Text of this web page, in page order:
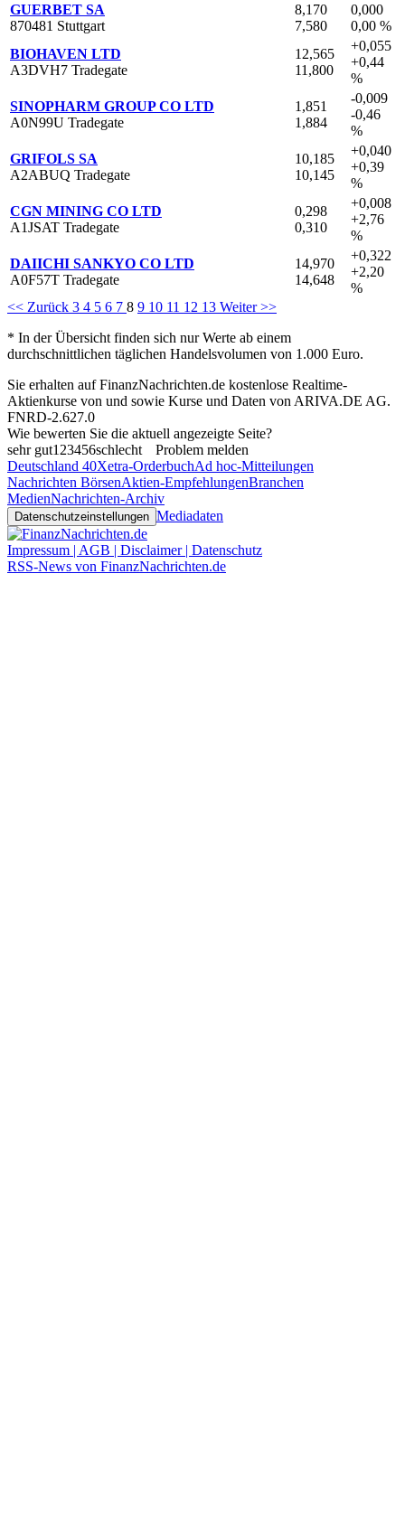
GUERBET SA
870481 Stuttgart
8,170
7,580
0,000
0,00 %
BIOHAVEN LTD
A3DVH7 Tradegate
12,565
11,800
+0,055
+0,44
%
SINOPHARM GROUP CO LTD
A0N99U Tradegate
1,851
1,884
-0,009
-0,46
%
GRIFOLS SA
A2ABUQ Tradegate
10,185
10,145
+0,040
+0,39
%
CGN MINING CO LTD
A1JSAT Tradegate
0,298
0,310
+0,008
+2,76
%
DAIICHI SANKYO CO LTD
A0F57T Tradegate
14,970
14,648
+0,322
+2,20
%
<< Zurück 3 4 5 6 7 8 9 10 11 12 13 Weiter >>
* In der Übersicht finden sich nur Werte ab einem
durchschnittlichen täglichen Handelsvolumen von 1.000 Euro.
Sie erhalten auf FinanzNachrichten.de kostenlose Realtime-
Aktienkurse von und sowie Kurse und Daten von ARIVA.DE AG.
FNRD-2.627.0
Wie bewerten Sie die aktuell angezeigte Seite?
sehr gut1 23456schlecht
Problem melden
Deutschland 40Xetra-OrderbuchAd hoc-Mitteilungen
Nachrichten BörsenAktien-EmpfehlungenBranchen
MedienNachrichten-Archiv
Datenschutzeinstellungen Mediadaten
Impressum | AGB | Disclaimer | Datenschutz
RSS-News von FinanzNachrichten.de